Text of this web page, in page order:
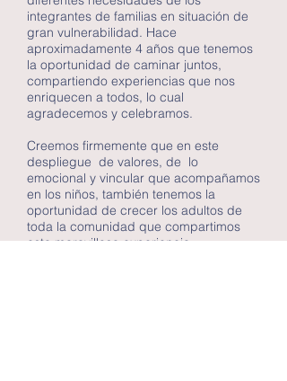
integrantes de familias en situación de
gran vulnerabilidad. Hace
aproximadamente 4 años que tenemos
la oportunidad de caminar juntos,
compartiendo experiencias que nos
enriquecen a todos, lo cual
agradecemos y celebramos.
Creemos firmemente que en este
despliegue de valores, de lo
emocional y vincular que acompañamos
en los niños, también tenemos la
oportunidad de crecer los adultos de
toda la comunidad que compartimos
esta maravillosa experiencia.